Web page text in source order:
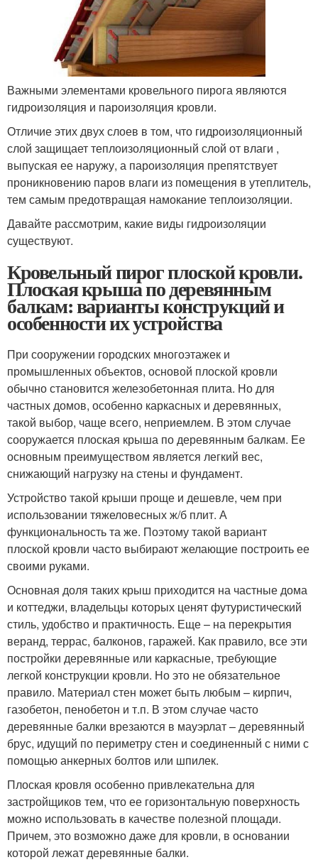
Важными элементами кровельного пирога являются
гидроизоляция и пароизоляция кровли.
Отличие этих двух слоев в том, что гидроизоляционный
слой защищает теплоизоляционный слой от влаги ,
выпуская ее наружу, а пароизоляция препятствует
проникновению паров влаги из помещения в утеплитель,
тем самым предотвращая намокание теплоизоляции.
Давайте рассмотрим, какие виды гидроизоляции
существуют.
Кровельный пирог плоской кровли.
Плоская крыша по деревянным
балкам: варианты конструкций и
особенности их устройства
При сооружении городских многоэтажек и
промышленных объектов, основой плоской кровли
обычно становится железобетонная плита. Но для
частных домов, особенно каркасных и деревянных,
такой выбор, чаще всего, неприемлем. В этом случае
сооружается плоская крыша по деревянным балкам. Ее
основным преимуществом является легкий вес,
снижающий нагрузку на стены и фундамент.
Устройство такой крыши проще и дешевле, чем при
использовании тяжеловесных ж/б плит. А
функциональность та же. Поэтому такой вариант
плоской кровли часто выбирают желающие построить ее
своими руками.
Основная доля таких крыш приходится на частные дома
и коттеджи, владельцы которых ценят футуристический
стиль, удобство и практичность. Еще – на перекрытия
веранд, террас, балконов, гаражей. Как правило, все эти
постройки деревянные или каркасные, требующие
легкой конструкции кровли. Но это не обязательное
правило. Материал стен может быть любым – кирпич,
газобетон, пенобетон и т.п. В этом случае часто
деревянные балки врезаются в мауэрлат – деревянный
брус, идущий по периметру стен и соединенный с ними с
помощью анкерных болтов или шпилек.
Плоская кровля особенно привлекательна для
застройщиков тем, что ее горизонтальную поверхность
можно использовать в качестве полезной площади.
Причем, это возможно даже для кровли, в основании
которой лежат деревянные балки.